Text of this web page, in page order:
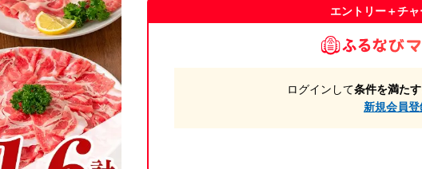
エントリー＋チ
ログインして条件を満た
新規会員